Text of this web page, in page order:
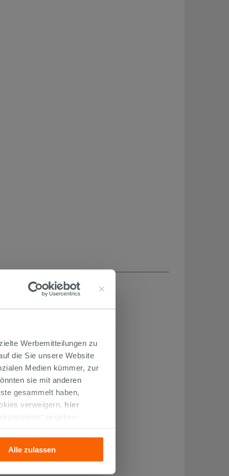
Werbemitteilungen zu
die Sie unsere Website
Medien kümmer, zur
sie mit anderen
gesammelt haben,
verweigern, hier
gegeben
Alle zulassen